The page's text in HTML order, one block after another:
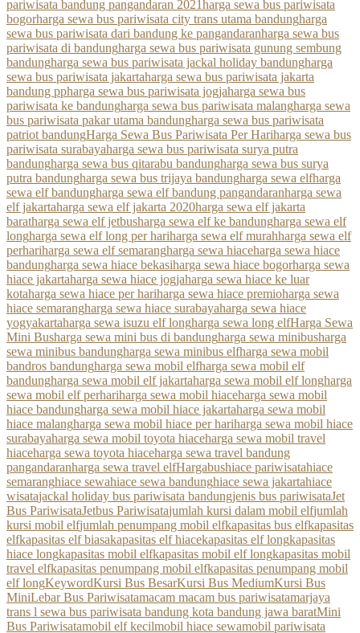
pariwisata bandung pangandaran 2021harga sewa bus pariwisata
bogorharga sewa bus pariwisata city trans utama bandungharga
sewa bus pariwisata dari bandung ke pangandaranharga sewa bus
pariwisata di bandungharga sewa bus pariwisata gunung sembung
bandungharga sewa bus pariwisata jackal holiday bandungharga
sewa bus pariwisata jakartaharga sewa bus pariwisata jakarta
bandung ppharga sewa bus pariwisata jogjaharga sewa bus
pariwisata ke bandungharga sewa bus pariwisata malangharga sewa
bus pariwisata pakar utama bandungharga sewa bus pariwisata
patriot bandungHarga Sewa Bus Pariwisata Per Hariharga sewa bus
pariwisata surabayaharga sewa bus pariwisata surya putra
bandungharga sewa bus qitarabu bandungharga sewa bus surya
putra bandungharga sewa bus trijaya bandungharga sewa elfharga
sewa elf bandungharga sewa elf bandung pangandaranharga sewa
elf jakartaharga sewa elf jakarta 2020harga sewa elf jakarta
baratharga sewa elf jetbusharga sewa elf ke bandungharga sewa elf
longharga sewa elf long per hariharga sewa elf murahharga sewa elf
perhariharga sewa elf semarangharga sewa hiaceharga sewa hiace
bandungharga sewa hiace bekasiharga sewa hiace bogorharga sewa
hiace jakartaharga sewa hiace jogjaharga sewa hiace ke luar
kotaharga sewa hiace per hariharga sewa hiace premioharga sewa
hiace semarangharga sewa hiace surabayaharga sewa hiace
yogyakartaharga sewa isuzu elf longharga sewa long elfHarga Sewa
Mini Busharga sewa mini bus di bandungharga sewa minibusharga
sewa minibus bandungharga sewa minibus elfharga sewa mobil
bandros bandungharga sewa mobil elfharga sewa mobil elf
bandungharga sewa mobil elf jakartaharga sewa mobil elf longharga
sewa mobil elf perhariharga sewa mobil hiaceharga sewa mobil
hiace bandungharga sewa mobil hiace jakartaharga sewa mobil
hiace malangharga sewa mobil hiace per hariharga sewa mobil hiace
surabayaharga sewa mobil toyota hiaceharga sewa mobil travel
hiaceharga sewa toyota hiaceharga sewa travel bandung
pangandaranharga sewa travel elfHargabushiace pariwisatahiace
semaranghiace sewahiace sewa bandunghiace sewa jakartahiace
wisatajackal holiday bus pariwisata bandungjenis bus pariwisataJet
Bus PariwisataJetbus Pariwisatajumlah kursi dalam mobil elfjumlah
kursi mobil elfjumlah penumpang mobil elfkapasitas bus elfkapasitas
elfkapasitas elf biasakapasitas elf hiacekapasitas elf longkapasitas
hiace longkapasitas mobil elfkapasitas mobil elf longkapasitas mobil
travel elfkapasitas penumpang mobil elfkapasitas penumpang mobil
elf longKeywordKursi Bus BesarKursi Bus MediumKursi Bus
MiniLebar Bus Pariwisatamacam macam bus pariwisatamarjaya
trans l sewa bus pariwisata bandung kota bandung jawa baratMini
Bus Pariwisatamobil elf kecilmobil hiace sewamobil pariwisata